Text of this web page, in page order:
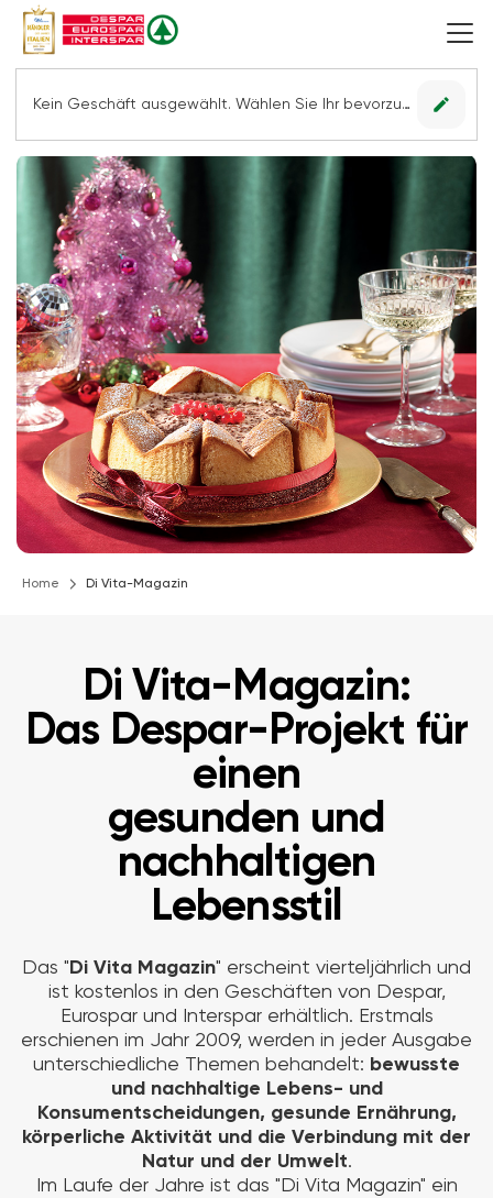
Kein Geschäft ausgewählt. Wählen Sie Ihr bevorzugtes Geschäft, um alle Angebote sehen zu können. edit
Home Di Vita-Magazin
Di Vita-Magazin:
Das Despar-Projekt für
einen
gesunden und
nachhaltigen
Lebensstil
Das " Di Vita Magazin" erscheint vierteljährlich und
ist kostenlos in den Geschäften von Despar,
Eurospar und Interspar erhältlich. Erstmals
erschienen im Jahr 2009, werden in jeder Ausgabe
unterschiedliche Themen behandelt: bewusste
und nachhaltige Lebens- und
Konsumentscheidungen, gesunde Ernährung,
körperliche Aktivität und die Verbindung mit der
Natur und der Umwelt.
Im Laufe der Jahre ist das "Di Vita Magazin" ein